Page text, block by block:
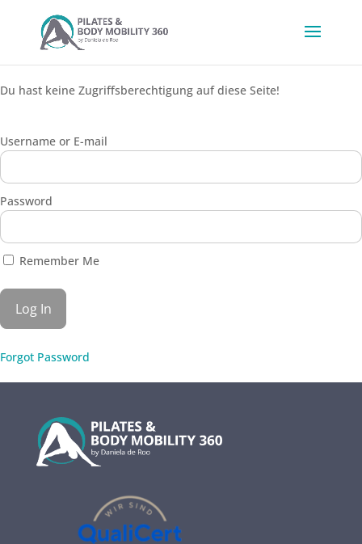
Du hast keine Zugriffsberechtigung auf diese Seite!
Username or E-mail
Password
Remember Me
Forgot Password